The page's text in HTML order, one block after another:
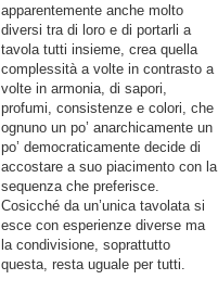
apparentemente anche molto
diversi tra di loro e di portarli a
tavola tutti insieme, crea quella
complessità a volte in contrasto a
volte in armonia, di sapori,
profumi, consistenze e colori, che
ognuno un po’ anarchicamente un
po’ democraticamente decide di
accostare a suo piacimento con la
sequenza che preferisce.
Cosicché da un’unica tavolata si
esce con esperienze diverse ma
la condivisione, soprattutto
questa, resta uguale per tutti.